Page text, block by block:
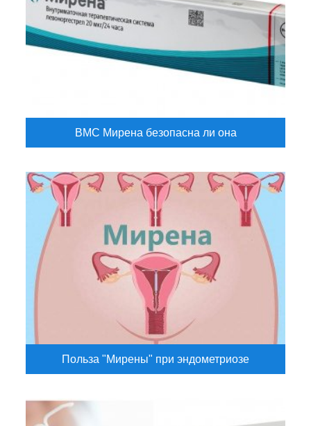
ВМС Мирена безопасна ли она
Польза "Мирены" при эндометриозе